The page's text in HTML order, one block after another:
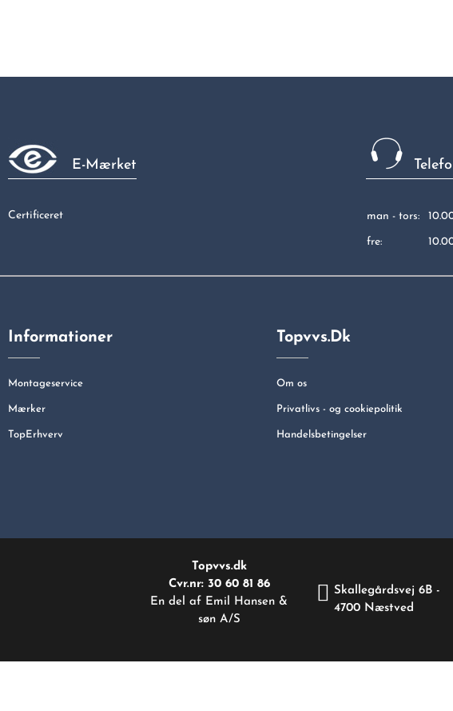
E-Mærket
Certificeret man - tors:
fre:
Informationer
Montageservice
Mærker
TopErhverv
Topvvs.dk
Om os
Privatlivs - og cookiepolitik
Handelsbetingelser
Topvvs.dk
Cvr.nr: 30 60 81 86
En del af Emil Hansen &
søn A/S
Skallegårdsvej 6B -
4700 Næstved